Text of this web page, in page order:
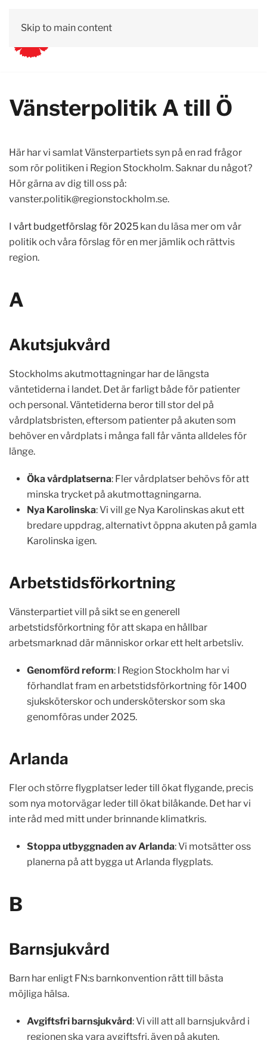
Skip to main content
Vänsterpolitik A till Ö
Här har vi samlat Vänsterpartiets syn på en rad frågor
som rör politiken i Region Stockholm. Saknar du något?
Hör gärna av dig till oss på:
vanster.politik@regionstockholm.se.
I vårt budgetförslag för 2025 kan du läsa mer om vår
politik och våra förslag för en mer jämlik och rättvis
region.
A
Akutsjukvård
Stockholms akutmottagningar har de längsta
väntetiderna i landet. Det är farligt både för patienter
och personal. Väntetiderna beror till stor del på
vårdplatsbristen, eftersom patienter på akuten som
behöver en vårdplats i många fall får vänta alldeles för
länge.
Öka vårdplatserna: Fler vårdplatser behövs för att
minska trycket på akutmottagningarna.
Nya Karolinska: Vi vill ge Nya Karolinskas akut ett
bredare uppdrag, alternativt öppna akuten på gamla
Karolinska igen.
Arbetstidsförkortning
Vänsterpartiet vill på sikt se en generell
arbetstidsförkortning för att skapa en hållbar
arbetsmarknad där människor orkar ett helt arbetsliv.
Genomförd reform: I Region Stockholm har vi
förhandlat fram en arbetstidsförkortning för 1400
sjuksköterskor och undersköterskor som ska
genomföras under 2025.
Arlanda
Fler och större flygplatser leder till ökat flygande, precis
som nya motorvägar leder till ökat bilåkande. Det har vi
inte råd med mitt under brinnande klimatkris.
Stoppa utbyggnaden av Arlanda: Vi motsätter oss
planerna på att bygga ut Arlanda flygplats.
B
Barnsjukvård
Barn har enligt FN:s barnkonvention rätt till bästa
möjliga hälsa.
Avgiftsfri barnsjukvård: Vi vill att all barnsjukvård i
regionen ska vara avgiftsfri, även på akuten.